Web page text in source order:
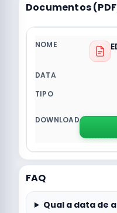
Documentos
FAQ
Qual a data de